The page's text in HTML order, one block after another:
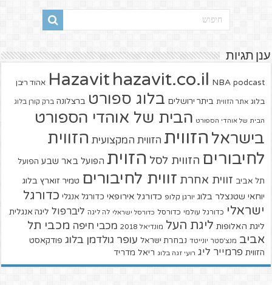
ענן תגיות
Hazavit hazavit.co.il NBA podcast אהוד ריבן
בלוג אתר הזווית ביתר ירושלים בלוג ספורט ברצלונה ברק קורן בלוג
הבית של אוהדי הספורט הבית של אוהדי הספורט
בישראל הזווית הזווית המקצועית הזווית
לחיבורים הזווית לסל הזוית הפועל באר שבע הפועל
תל אביב זווית אחרת זווית לחיבורים טמיר זוארץ בלוג
יוחאי שטנצלר בלוג יורגן קלופ כדורגל אירופאי כדורגל אנגלי כדורגל
ישראלי כדורגל עולמי כדורסל כדורסל ישראלי לה ליגה ליברפול ליגה אנגלית
ליגת האלופות ליגת העל מונדיאל 2018 מכבי חיפה מכבי תל
אביב מנצ'סטר יונייטד נבחרת ישראל עופר גולדמן בלוג פודקאסט
הזווית פרמייר ליג רועי זגה בלוג ריאל מדריד